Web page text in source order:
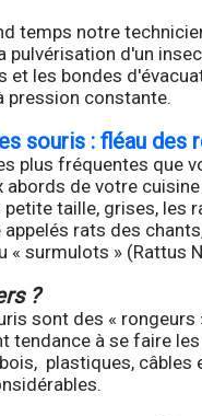
temps notre
pulvérisation d'un
et les bondes
pression constante.
souris : fléau des
plus fréquentes que
abords de votre
taille, grises, les
rats des
« surmulots » (Rattus
?
sont des « rongeurs
tendance à se faire
plastiques, câbles